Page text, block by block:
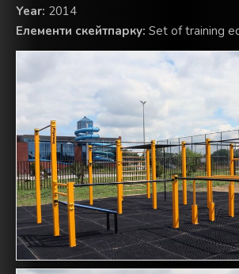
Year: 2014
Елементи скейтпарку: Set of training